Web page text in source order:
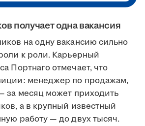
получает одна вакансия
на одну вакансию сильно
к роли. Карьерный
Портнаго отмечает, что
менеджер по продажам,
за месяц может приходить
а в крупный известный
работу — до двух тысяч.